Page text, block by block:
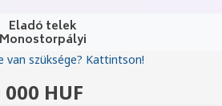
Eladó telek
Monostorpályi
van szüksége? Kattintson!
HUF